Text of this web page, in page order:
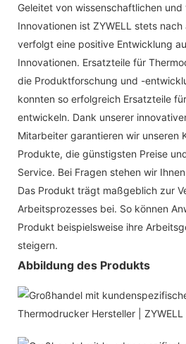
Geleitet von wissenschaftlichen
Innovationen ist ZYWELL stets
verfolgt eine positive Entwicklung
Innovationen. Ersatzteile für
die Produktforschung und -
konnten so erfolgreich Ersatzteile
entwickeln. Dank unserer
Mitarbeiter garantieren wir unseren
Produkte, die günstigsten Preise
Service. Bei Fragen stehen wir
Das Produkt trägt maßgeblich zur
Arbeitsprozesses bei. So können
Produkt beispielsweise ihre
steigern.
Abbildung des Produkts